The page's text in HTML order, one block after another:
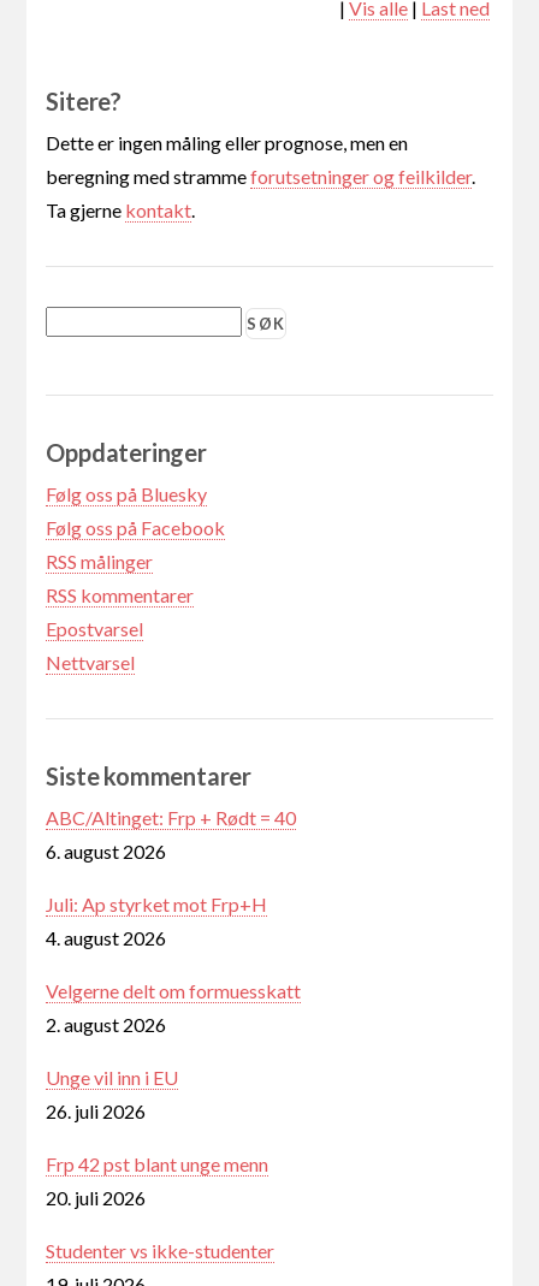
|Vis alle | Last ned
Sitere?
Dette er ingen måling eller prognose, men en
beregning med strammeforutsetninger og feilkilder.
Ta gjerne kontakt.
Oppdateringer
Følg oss på Bluesky
Følg oss på Facebook
RSS målinger
RSS kommentarer
Epostvarsel
Nettvarsel
Siste kommentarer
ABC/Altinget: Frp + Rødt = 40
6. august 2026
Juli: Ap styrket mot Frp+H
4. august 2026
Velgerne delt om formuesskatt
2. august 2026
Unge vil inn i EU
26. juli 2026
Frp 42 pst blant unge menn
20. juli 2026
Studenter vs ikke-studenter